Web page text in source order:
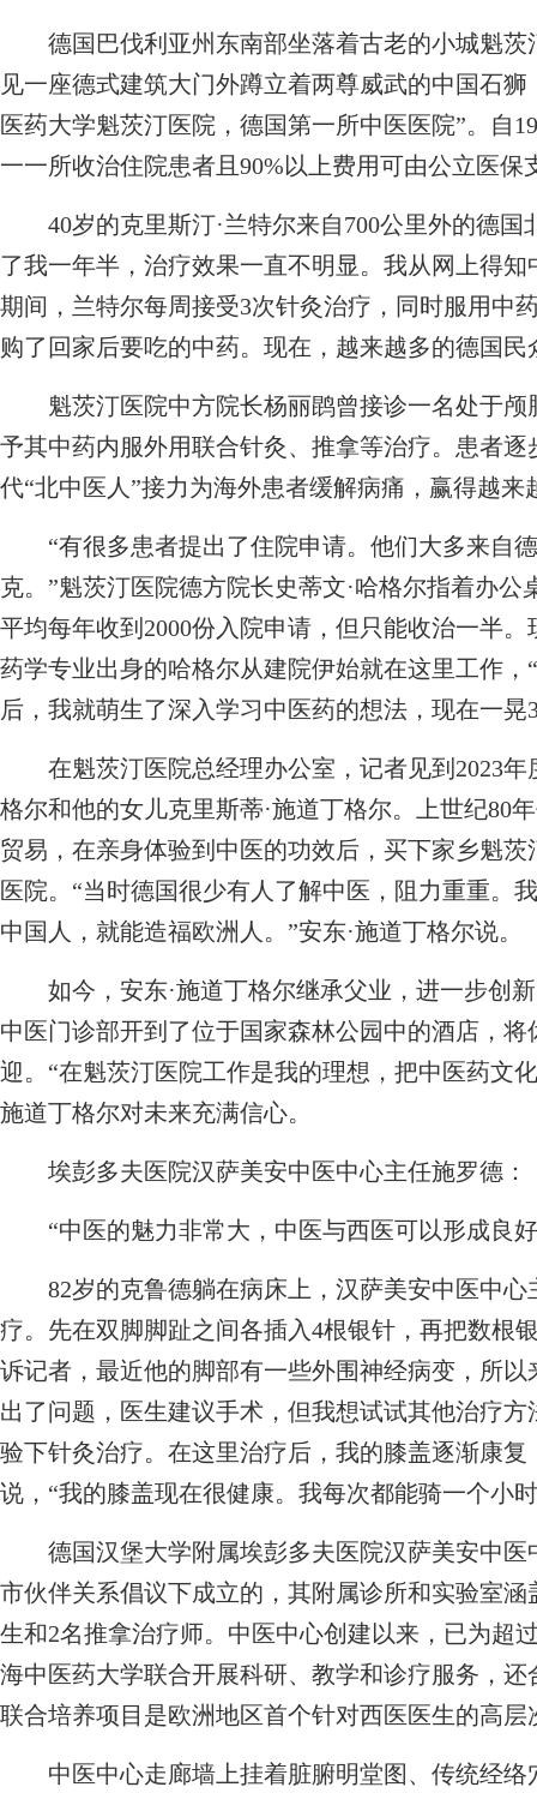
德国巴伐利亚州东南部坐落着古老的小城魁茨
见一座德式建筑大门外蹲立着两尊威武的中国石
医药大学魁茨汀医院，德国第一所中医医院”。自
一一所收治住院患者且90%以上费用可由公立医保
40岁的克里斯汀·兰特尔来自700公里外的德国
了我一年半，治疗效果一直不明显。我从网上得
期间，兰特尔每周接受3次针灸治疗，同时服用中
购了回家后要吃的中药。现在，越来越多的德国
魁茨汀医院中方院长杨丽鹍曾接诊一名处于颅
予其中药内服外用联合针灸、推拿等治疗。患者
代“北中医人”接力为海外患者缓解病痛，赢得越来
“有很多患者提出了住院申请。他们大多来自
克。”魁茨汀医院德方院长史蒂文·哈格尔指着办
平均每年收到2000份入院申请，但只能收治一半
药学专业出身的哈格尔从建院伊始就在这里工作
后，我就萌生了深入学习中医药的想法，现在一晃
在魁茨汀医院总经理办公室，记者见到2023年
格尔和他的女儿克里斯蒂·施道丁格尔。上世纪80
贸易，在亲身体验到中医的功效后，买下家乡魁
医院。“当时德国很少有人了解中医，阻力重重。
中国人，就能造福欧洲人。”安东·施道丁格尔说。
如今，安东·施道丁格尔继承父业，进一步创新
中医门诊部开到了位于国家森林公园中的酒店，
迎。“在魁茨汀医院工作是我的理想，把中医药文
施道丁格尔对未来充满信心。
埃彭多夫医院汉萨美安中医中心主任施罗德：
“中医的魅力非常大，中医与西医可以形成良
82岁的克鲁德躺在病床上，汉萨美安中医中心
疗。先在双脚脚趾之间各插入4根银针，再把数根
诉记者，最近他的脚部有一些外围神经病变，所
出了问题，医生建议手术，但我想试试其他治疗
验下针灸治疗。在这里治疗后，我的膝盖逐渐康
说，“我的膝盖现在很健康。我每次都能骑一个小
德国汉堡大学附属埃彭多夫医院汉萨美安中医
市伙伴关系倡议下成立的，其附属诊所和实验室
生和2名推拿治疗师。中医中心创建以来，已为超
海中医药大学联合开展科研、教学和诊疗服务，
联合培养项目是欧洲地区首个针对西医医生的高
中医中心走廊墙上挂着脏腑明堂图、传统经络